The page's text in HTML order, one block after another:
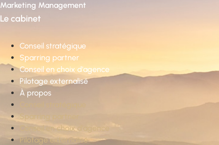
Marketing Management
Le cabinet
Conseil stratégique
Sparring partner
Conseil en choix d’agence
Pilotage externalisé
À propos
Conseil stratégique
Sparring partner
Conseil en choix d’agence
Pilotage externalisé